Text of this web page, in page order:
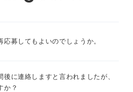
募してもよいのでしょうか。
後に連絡しますと言われましたが、
か？